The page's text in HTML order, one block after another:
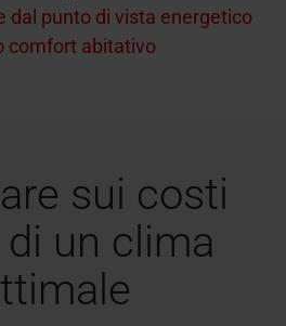
dal punto di vista energetico
comfort abitativo
sui costi
un clima